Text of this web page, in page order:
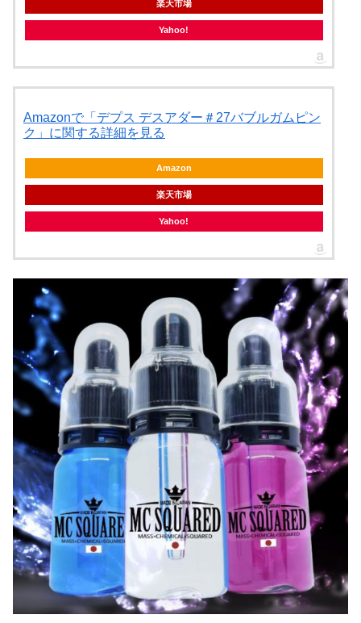
楽天市場
Yahoo!
Amazonで「デプス デスアダー＃27バブルガムピン
ク」に関する詳細を見る
Amazon
楽天市場
Yahoo!